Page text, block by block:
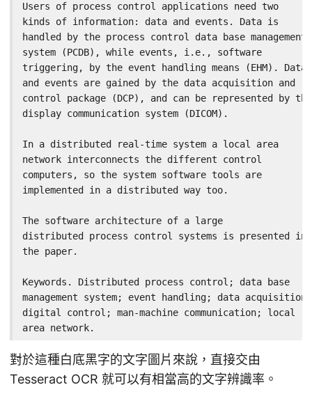
Users of process control applications need two
kinds of information: data and events. Data is
handled by the process control data base management
system (PCDB), while events, i.e., software
triggering, by the event handling means (EHM). Data
and events are gained by the data acquisition and
control package (DCP), and can be represented by the
display communication system (DICOM).
In a distributed real-time system a local area
network interconnects the different control
computers, so the system software tools are
implemented in a distributed way too.
The software architecture of a large
distributed process control systems is presented in
the paper.
Keywords. Distributed process control; data base
management system; event handling; data acquisition;
digital control; man-machine communication; local
area network.
對於這種白底黑字的文字圖片來說，直接交由
Tesseract OCR 就可以有相當高的文字辨識率。